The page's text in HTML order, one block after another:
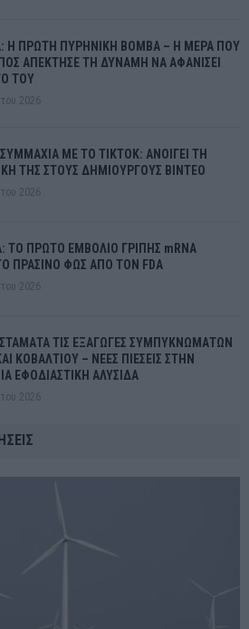
Η ΠΡΩΤΗ ΠΥΡΗΝΙΚΗ ΒΟΜΒΑ – Η ΜΕΡΑ ΠΟΥ
ΑΠΕΚΤΗΣΕ ΤΗ ΔΥΝΑΜΗ ΝΑ ΑΦΑΝΙΣΕΙ
ΤΟΥ
2026
ΣΥΜΜΑΧΙΑ ΜΕ ΤΟ TIKTOK: ΑΝΟΙΓΕΙ ΤΗ
ΤΗΣ ΣΤΟΥΣ ΔΗΜΙΟΥΡΓΟΥΣ ΒΙΝΤΕΟ
2026
ΤΟ ΠΡΩΤΟ ΕΜΒΟΛΙΟ ΓΡΙΠΗΣ mRNA
ΠΡΑΣΙΝΟ ΦΩΣ ΑΠΟ ΤΟΝ FDA
2026
ΤΙΣ ΕΞΑΓΩΓΕΣ ΣΥΜΠΥΚΝΩΜΑΤΩΝ
ΚΟΒΑΛΤΙΟΥ – ΝΕΕΣ ΠΙΕΣΕΙΣ ΣΤΗΝ
ΕΦΟΔΙΑΣΤΙΚΗ ΑΛΥΣΙΔΑ
2026